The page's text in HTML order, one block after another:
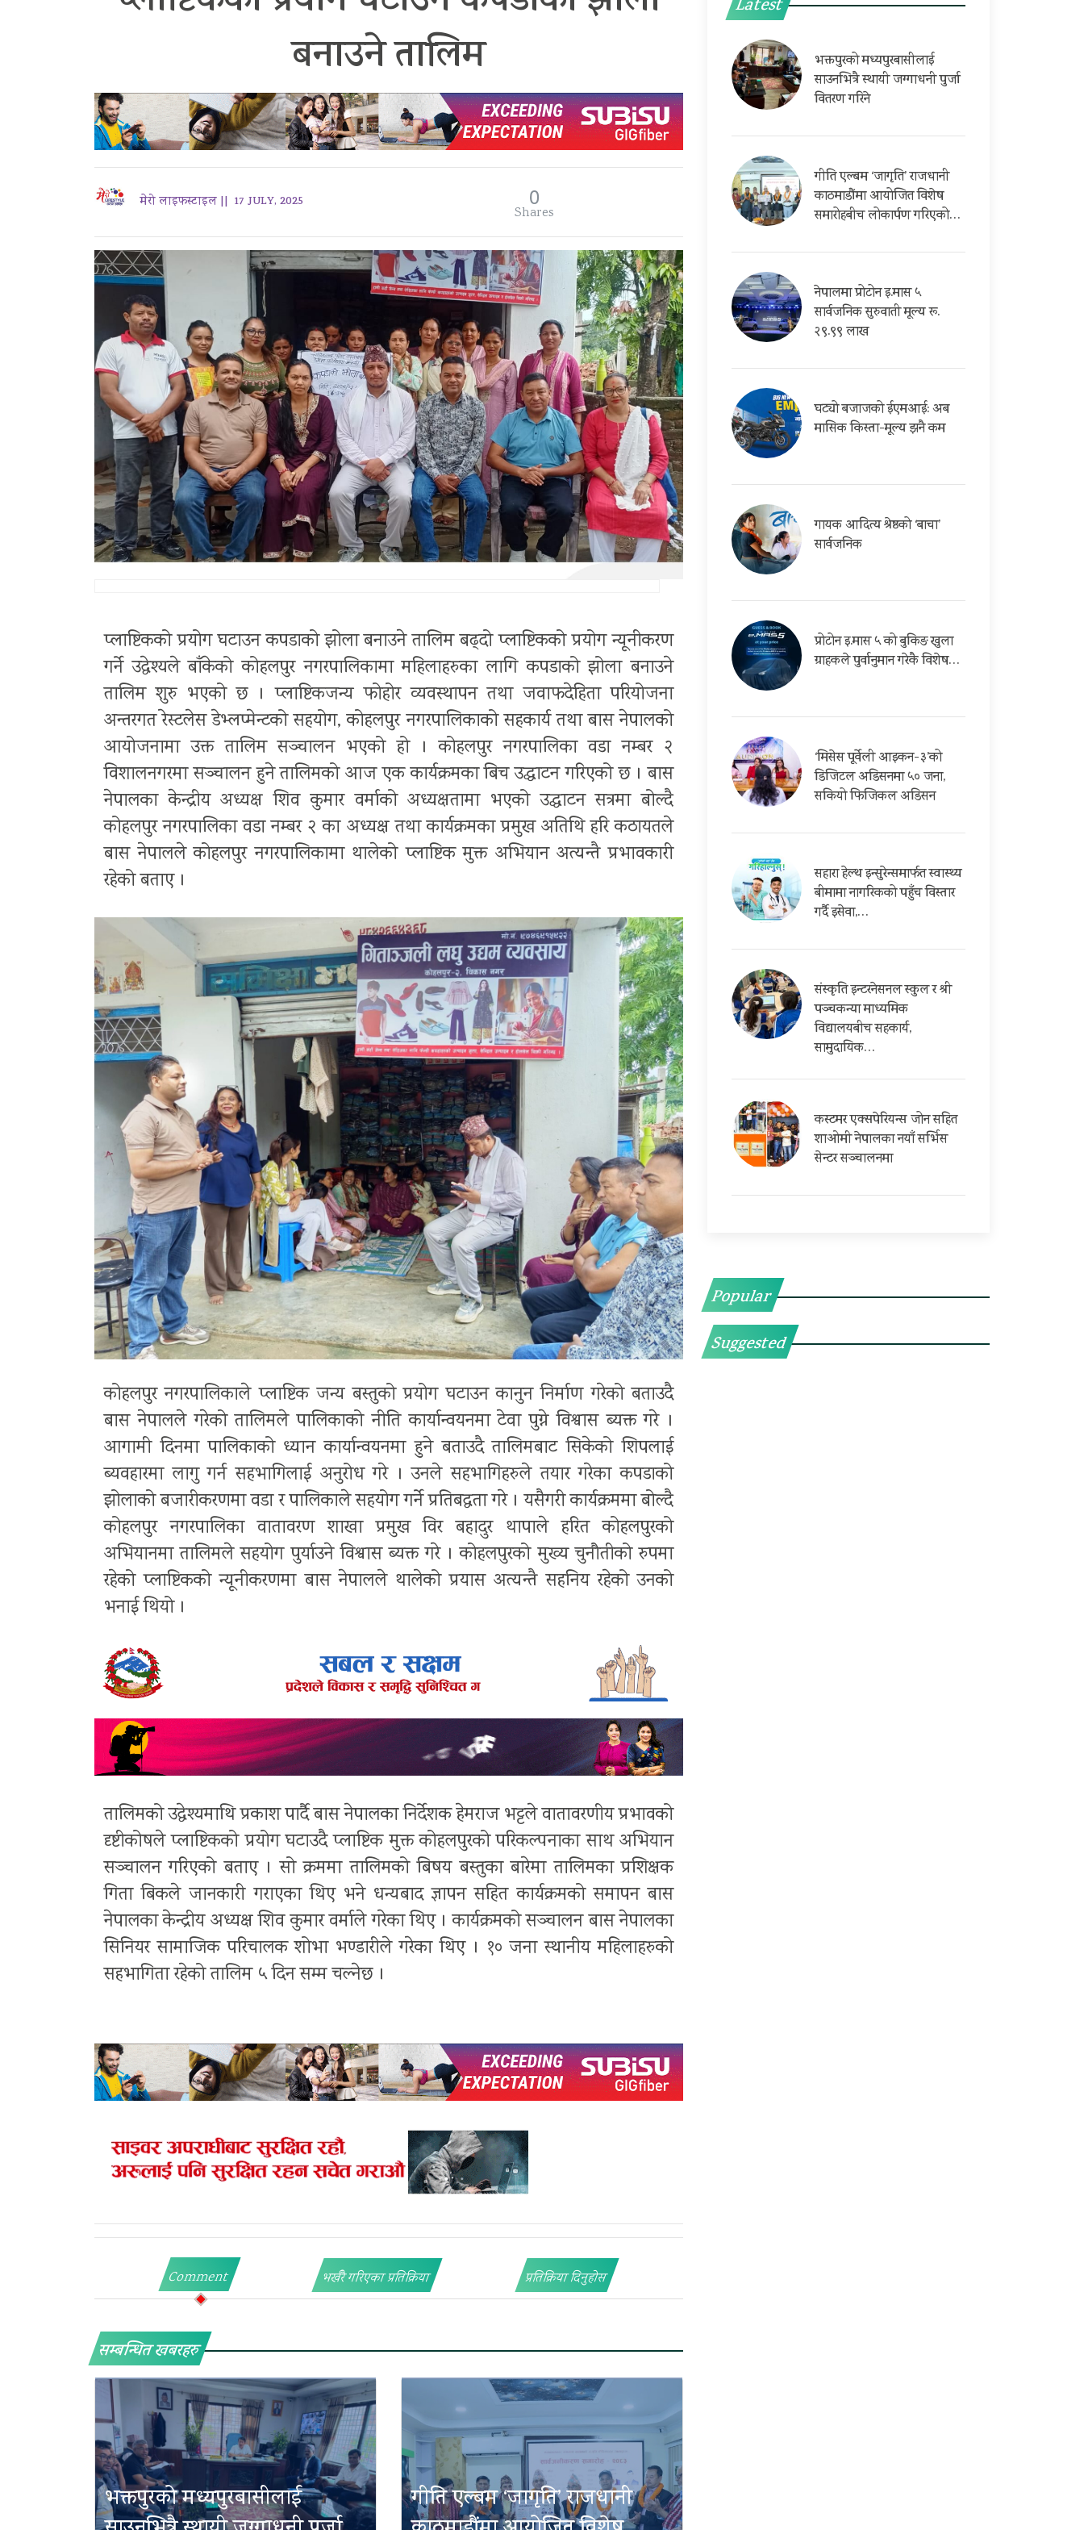
बनाउने तालिम
मेरो लाइफस्टाइल || 17 JULY, 2025 0
Shares
प्लाष्टिकको प्रयोग घटाउन कपडाको झोला बनाउने तालिम बढ्दो प्लाष्टिकको प्रयोग न्यूनीकरण
गर्ने उद्धेश्यले बाँकेको कोहलपुर नगरपालिकामा महिलाहरुका लागि कपडाको झोला बनाउने
तालिम शुरु भएको छ । प्लाष्टिकजन्य फोहोर व्यवस्थापन तथा जवाफदेहिता परियोजना
अन्तरगत रेस्टलेस डेभ्लप्मेन्टको सहयोग, कोहलपुर नगरपालिकाको सहकार्य तथा बास नेपालको
आयोजनामा उक्त तालिम सञ्चालन भएको हो । कोहलपुर नगरपालिका वडा नम्बर २
विशालनगरमा सञ्चालन हुने तालिमको आज एक कार्यक्रमका बिच उद्घाटन गरिएको छ । बास
नेपालका केन्द्रीय अध्यक्ष शिव कुमार वर्माको अध्यक्षतामा भएको उद्घाटन सत्रमा बोल्दै
कोहलपुर नगरपालिका वडा नम्बर २ का अध्यक्ष तथा कार्यक्रमका प्रमुख अतिथि हरि कठायतले
बास नेपालले कोहलपुर नगरपालिकामा थालेको प्लाष्टिक मुक्त अभियान अत्यन्तै प्रभावकारी
रहेको बताए ।
कोहलपुर नगरपालिकाले प्लाष्टिक जन्य बस्तुको प्रयोग घटाउन कानुन निर्माण गरेको बताउदै
बास नेपालले गरेको तालिमले पालिकाको नीति कार्यान्वयनमा टेवा पुग्ने विश्वास ब्यक्त गरे ।
आगामी दिनमा पालिकाको ध्यान कार्यान्वयनमा हुने बताउदै तालिमबाट सिकेको शिपलाई
ब्यवहारमा लागु गर्न सहभागिलाई अनुरोध गरे । उनले सहभागिहरुले तयार गरेका कपडाको
झोलाको बजारीकरणमा वडा र पालिकाले सहयोग गर्ने प्रतिबद्धता गरे । यसैगरी कार्यक्रममा बोल्दै
कोहलपुर नगरपालिका वातावरण शाखा प्रमुख विर बहादुर थापाले हरित कोहलपुरको
अभियानमा तालिमले सहयोग पुर्याउने विश्वास ब्यक्त गरे । कोहलपुरको मुख्य चुनौतीको रुपमा
रहेको प्लाष्टिकको न्यूनीकरणमा बास नेपालले थालेको प्रयास अत्यन्तै सहनिय रहेको उनको
भनाई थियो ।
तालिमको उद्धेश्यमाथि प्रकाश पार्दै बास नेपालका निर्देशक हेमराज भट्टले वातावरणीय प्रभावको
दृष्टीकोषले प्लाष्टिकको प्रयोग घटाउदै प्लाष्टिक मुक्त कोहलपुरको परिकल्पनाका साथ अभियान
सञ्चालन गरिएको बताए । सो क्रममा तालिमको बिषय बस्तुका बारेमा तालिमका प्रशिक्षक
गिता बिकले जानकारी गराएका थिए भने धन्यबाद ज्ञापन सहित कार्यक्रमको समापन बास
नेपालका केन्द्रीय अध्यक्ष शिव कुमार वर्माले गरेका थिए । कार्यक्रमको सञ्चालन बास नेपालका
सिनियर सामाजिक परिचालक शोभा भण्डारीले गरेका थिए । १० जना स्थानीय महिलाहरुको
सहभागिता रहेको तालिम ५ दिन सम्म चल्नेछ ।
Comment भर्खरै गरिएका प्रतिक्रिया प्रतिक्रिया दिनुहोस
सम्बन्धित खबरहरु
भक्तपुरको मध्यपुरबासीलाई
गीति एल्बम ‘जागृति’ राजधानी
Latest
भक्तपुरको मध्यपुरबासीलाई
साउनभित्रै स्थायी जग्गाधनी पुर्जा
वितरण गरिने
गीति एल्बम ‘जागृति’ राजधानी
काठमाडौंमा आयोजित विशेष
समारोहबीच लोकार्पण गरिएको…
नेपालमा प्रोटोन इ.मास ५
सार्वजनिक सुरुवाती मूल्य रू.
२९.९९ लाख
घट्यो बजाजको ईएमआई: अब
मासिक किस्ता-मूल्य झनै कम
गायक आदित्य श्रेष्ठको ‘बाचा’
सार्वजनिक
प्रोटोन इ.मास ५ को बुकिङ खुला
ग्राहकले पुर्वानुमान गरेकै विशेष…
‘मिसेस पूर्वेली आइकन-३’को
डिजिटल अडिसनमा ५० जना,
सकियो फिजिकल अडिसन
सहारा हेल्थ इन्सुरेन्समार्फत स्वास्थ्य
बीमामा नागरिकको पहुँच विस्तार
गर्दै इसेवा,…
संस्कृति इन्टरनेसनल स्कुल र श्री
पञ्चकन्या माध्यमिक
विद्यालयबीच सहकार्य,
सामुदायिक…
कस्टमर एक्सपेरियन्स जोन सहित
शाओमी नेपालका नयाँ सर्भिस
सेन्टर सञ्चालनमा
Popular
Suggested